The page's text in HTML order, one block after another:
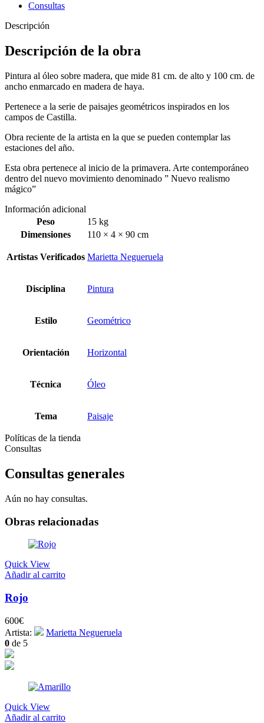
Consultas
Descripción
Descripción de la obra
Pintura al óleo sobre madera, que mide 81 cm. de alto y 100 cm. de
ancho enmarcado en madera de haya.
Pertenece a la serie de paisajes geométricos inspirados en los
campos de Castilla.
Obra reciente de la artista en la que se pueden contemplar las
estaciones del año.
Esta obra pertenece al inicio de la primavera. Arte contemporáneo
dentro del nuevo movimiento denominado ” Nuevo realismo
mágico”
Información adicional
Peso
15 kg
Dimensiones
110 × 4 × 90 cm
Artistas Verificados Marietta Negueruela
Disciplina Pintura
Estilo Geométrico
Orientación Horizontal
Técnica Óleo
Tema Paisaje
Políticas de la tienda
Consultas
Consultas generales
Aún no hay consultas.
Obras relacionadas
Quick View
Añadir al carrito
Rojo
600€
Artista:
Marietta Negueruela
0 de 5
Quick View
Añadir al carrito